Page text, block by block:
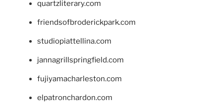
quartzliterary.com
friendsofbroderickpark.com
studiopiattellina.com
jannagrillspringfield.com
fujiyamacharleston.com
elpatronchardon.com